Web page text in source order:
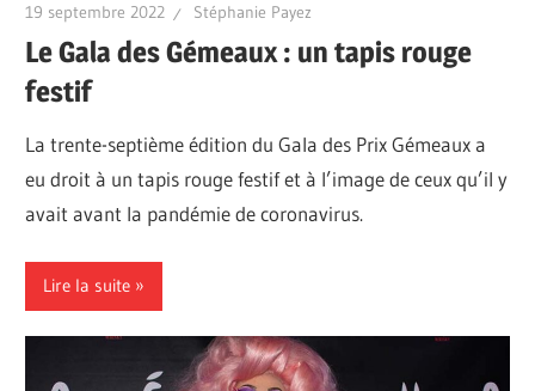
19 septembre 2022 Stéphanie Payez
Le Gala des Gémeaux : un tapis rouge
festif
La trente-septième édition du Gala des Prix Gémeaux a
eu droit à un tapis rouge festif et à l’image de ceux qu’il y
avait avant la pandémie de coronavirus.
Lire la suite